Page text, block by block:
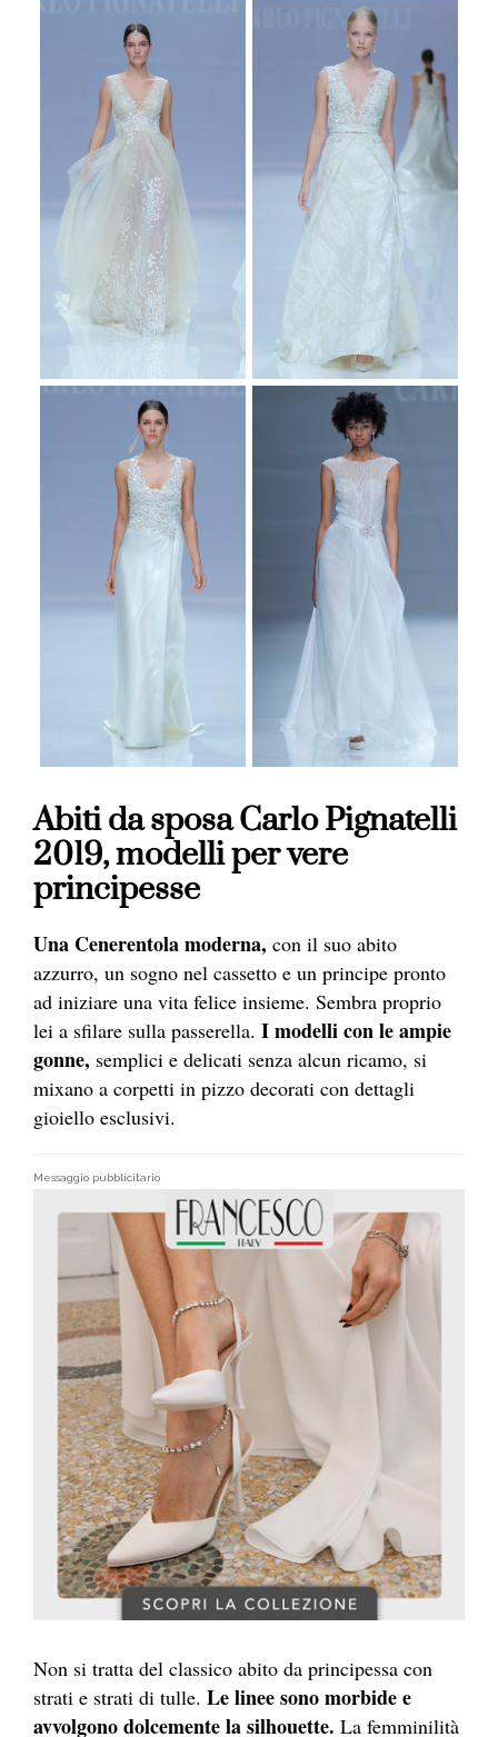
Abiti da sposa Carlo Pignatelli
2019, modelli per vere
principesse
Una Cenerentola moderna, con il suo abito
azzurro, un sogno nel cassetto e un principe pronto
ad iniziare una vita felice insieme. Sembra proprio
lei a sfilare sulla passerella. I modelli con le ampie
gonne, semplici e delicati senza alcun ricamo, si
mixano a corpetti in pizzo decorati con dettagli
gioiello esclusivi.
Messaggio pubblicitario
Non si tratta del classico abito da principessa con
strati e strati di tulle. Le linee sono morbide e
avvolgono dolcemente la silhouette. La femminilità